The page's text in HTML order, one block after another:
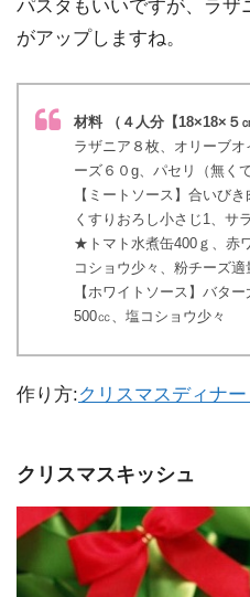
パスタもいいですが、ラザ
がアップしますね。
材料 （４人分【18×18×５
ラザニア８枚、オリーブ
ーズ６０g、パセリ（無く
【ミートソース】合いび
くすりおろし小さじ1、サ
★トマト水煮缶400ｇ、赤
コショウ少々、粉チーズ適
【ホワイトソース】バタ
500㏄、塩コショウ少々
作り方:クリスマスディナ
クリスマスキッシュ